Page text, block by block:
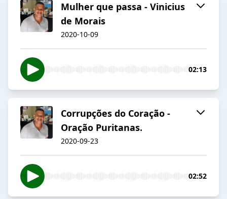
Mulher que passa - Vinicius
de Morais
2020-10-09
02:13
Corrupções do Coração -
Oração Puritanas.
2020-09-23
02:52